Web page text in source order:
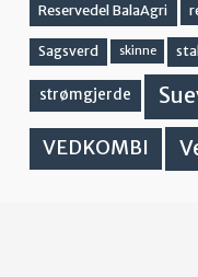
Reservedel BalaAgri
Sagsverd skinne stall
strømgjerde
VEDKOMBI